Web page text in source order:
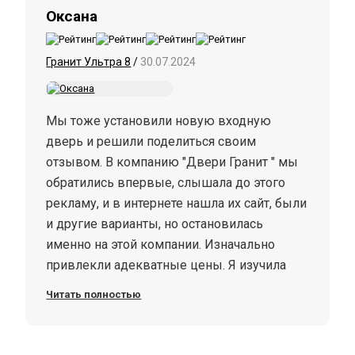
Оксана
Гранит Ультра 8 / 30.07.2024
Мы тоже установили новую входную
дверь и решили поделиться своим
отзывом. В компанию "Двери Гранит " мы
обратились впервые, слышала до этого
рекламу, и в интернете нашла их сайт, были
и другие варианты, но остановилась
именно на этой компании. Изначально
привлекли адекватные цены. Я изучила
Читать полностью